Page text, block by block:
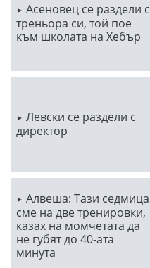
Асеновец се раздели с
треньора си, той пое
към школата на Хебър
Левски се раздели с
директор
Алвеша: Тази седмица
сме на две тренировки,
казах на момчетата да
не губят до 40-ата
минута